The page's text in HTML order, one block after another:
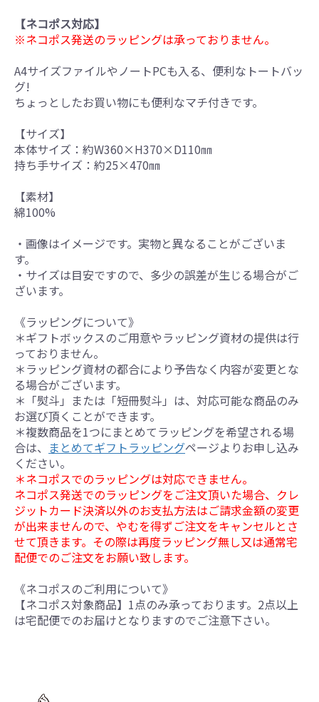
【ネコポス対応】
※ネコポス発送のラッピングは承っておりません。
A4サイズファイルやノートPCも入る、便利なトートバッ
グ!
ちょっとしたお買い物にも便利なマチ付きです。
【サイズ】
本体サイズ：約W360×H370×D110㎜
持ち手サイズ：約25×470㎜
【素材】
綿100%
・画像はイメージです。実物と異なることがございま
す。
・サイズは目安ですので、多少の誤差が生じる場合がご
ざいます。
《ラッピングについて》
＊ギフトボックスのご用意やラッピング資材の提供は行
っておりません。
＊ラッピング資材の都合により予告なく内容が変更とな
る場合がございます。
＊「熨斗」または「短冊熨斗」は、対応可能な商品のみ
お選び頂くことができます。
＊複数商品を1つにまとめてラッピングを希望される場
合は、 まとめてギフトラッピングページよりお申し込み
ください。
＊ネコポスでのラッピングは対応できません。
ネコポス発送でのラッピングをご注文頂いた場合、クレ
ジットカード決済以外のお支払方法はご請求金額の変更
が出来ませんので、やむを得ずご注文をキャンセルとさ
せて頂きます。その際は再度ラッピング無し又は通常宅
配便でのご注文をお願い致します。
《ネコポスのご利用について》
【ネコポス対象商品】1点のみ承っております。2点以上
は宅配便でのお届けとなりますのでご注意下さい。